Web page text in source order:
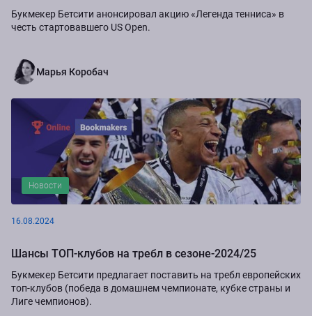
Букмекер Бетсити анонсировал акцию «Легенда тенниса» в
честь стартовавшего US Open.
Марья Коробач
Новости
16.08.2024
Шансы ТОП-клубов на требл в сезоне-2024/25
Букмекер Бетсити предлагает поставить на требл европейских
топ-клубов (победа в домашнем чемпионате, кубке страны и
Лиге чемпионов).